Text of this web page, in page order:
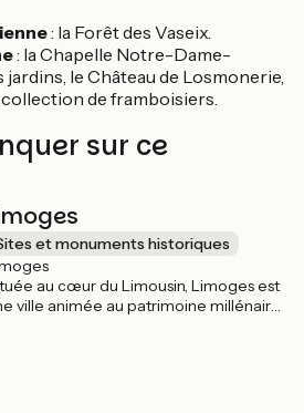
: la Forêt des Vaseix.
: la Chapelle Notre-Dame-
jardins, le Château de Losmonerie,
collection de framboisiers.
sur ce
et monuments historiques
au cœur du Limousin, Limoges est
ville animée au patrimoine millénaire.